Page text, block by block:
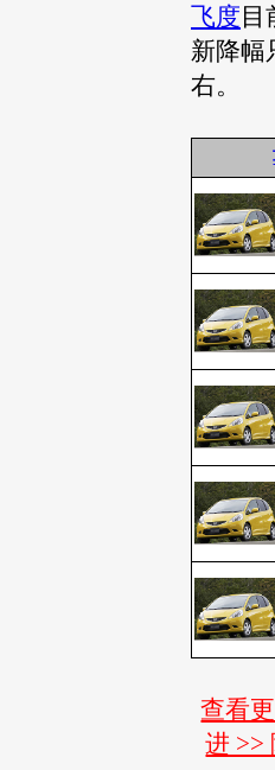
飞度目
新降幅
右。
查看
进 >>